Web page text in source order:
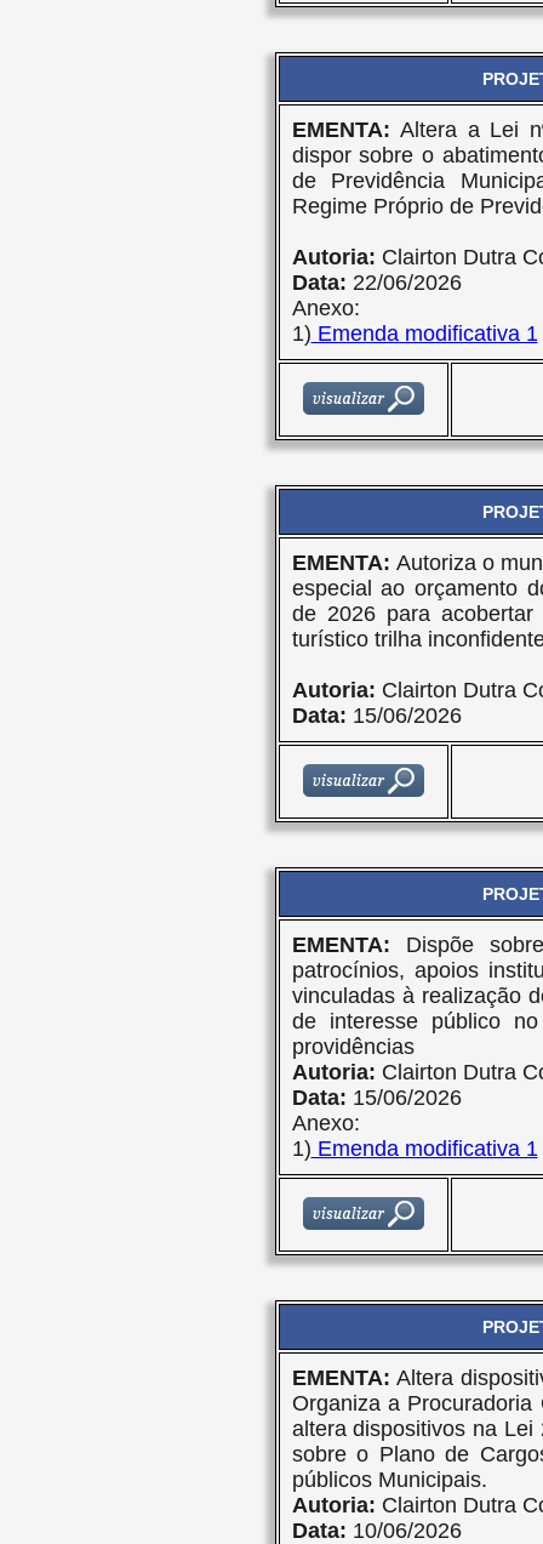
EMENTA:Altera a Lei
dispor sobre o
de Previdência
Regime Próprio de
Autoria: Clairton Dutra
Data: 22/06/2026
Anexo:
1) Emenda modificativa 1
EMENTA: Autoriza o
especial ao orçamento
de 2026 para
turístico trilha
Autoria: Clairton Dutra
Data: 15/06/2026
EMENTA: Dispõe
patrocínios, apoios
vinculadas à realização
de interesse público
providências
Autoria: Clairton Dutra
Data: 15/06/2026
Anexo:
1) Emenda modificativa 1
EMENTA:Altera
Organiza a
altera dispositivos na
sobre o Plano de
públicos Municipais.
Autoria: Clairton Dutra
Data: 10/06/2026